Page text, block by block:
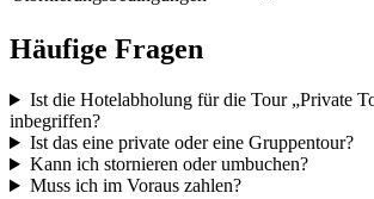
Häufige Fragen
Ist die Hotelabholung für die Tour „Private
inbegriffen?
Ist das eine private oder eine Gruppentour?
Kann ich stornieren oder umbuchen?
Muss ich im Voraus zahlen?